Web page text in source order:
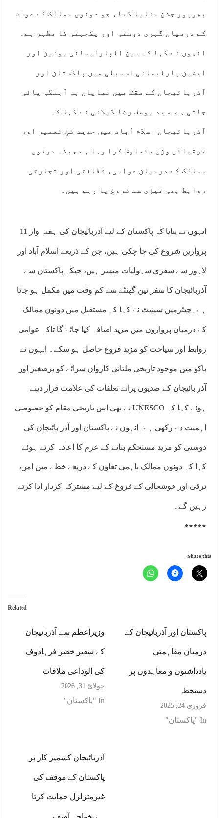
بھرپور جشن منایا گیا، جو دونوں ممالک کے عوام
کے درمیان گہری دوستی اور یکجہتی کا مظہر ہے۔
انہوں نے کہا کہ بین الپارلیمانی یونین اور
ایشین پارلیمانی اسمبلی میں پاکستان اور
آذربائیجان کے مقف میں نمایاں ہم آہنگی پائی
جاتی ہے۔سید یوسف رضا گیلانی نے کہا کہ
آذربائیجان اسلام آباد میں جدید فنِ تعمیر اور
ترقیاتی وژن متعارف کرا رہا ہے جبکہ دونوں
ممالک کے درمیان عوامی، ثقافتی اور تجارتی
روابط بھی تیزی سے فروغ پا رہے ہیں۔
انہوں نے بتایا کہ پاکستان کے لیے آذربائیجان کی ہفتہ وار 11
پروازیں شروع کی جا چکی ہیں، جن کے ذریعے اسلام آباد اور
لاہور سے سفری سہولیات میسر ہیں، جبکہ پاکستان سے
آذربائیجان کا سفر تین گھنٹے سے کم وقت میں مکمل ہو جاتا
ہے۔چیئرمین سینیٹ نے کہا کہ مستقبل میں دونوں ممالک
کے درمیان پروازوں میں مزید اضافہ کیا جائے گا تاکہ عوامی
روابط اور سیاحت کو مزید فروغ حاصل ہو سکے۔ انہوں نے
باکو میں موجود تاریخی ملتانی کارواں سرائے کو برصغیر اور
آذر بائیجان کے صدیوں پرانے تعلقات کی علامت قرار دیتے
ہوئے کہا کہ UNESCO نے بھی اس تاریخی مقام کو خصوصی
اہمیت دے رکھی ہے۔انہوں نے پاکستان اور آذر بائیجان کی
دوستی کو مزید مستحکم بنانے کے عزم کا اعادہ کرتے ہوئے
کہا کہ دونوں ممالک باہمی تعاون کے ذریعے خطے میں امن،
ترقی اور خوشحالی کے فروغ کے لیے مشترکہ کردار ادا کرتے
رہیں گے۔
٭٭٭٭٭
Share this:
Related
وزیراعظم سے آذربائیجان
کے سفیر خضر فرہادوف
کی الوداعی ملاقات
جولائ 31, 2026
In "پاکستان"
پاکستان اور آذربائیجان کے
درمیان مفاہمتی
یادداشتوں و معاہدوں پر
دستخط
فروری 24, 2025
In "پاکستان"
آذربائیجان کشمیر کاز پر
پاکستان کے موقف کی
غیرمتزلزل حمایت کرتا
ہے،خواجہ آصف